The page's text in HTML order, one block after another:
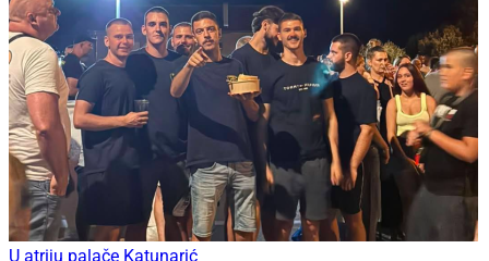
U atriju palače Katunarić